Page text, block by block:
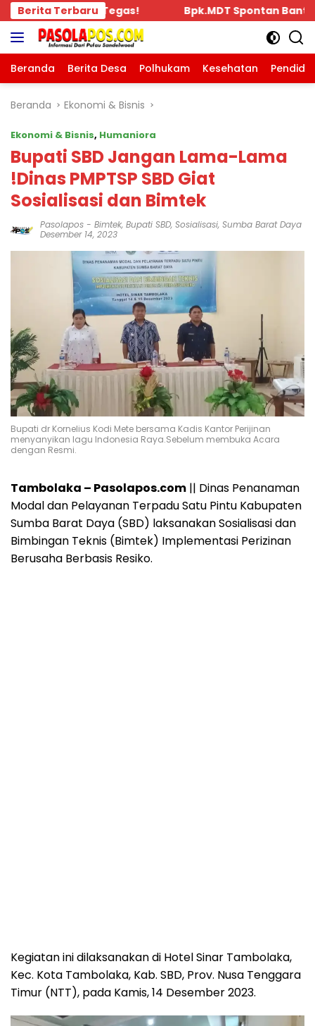
Langsung
ke
konten
Berita Terbaru
Spontan Bantu Rp.10 Juta, Kepada Pengurus KKBD
Beranda Berita Desa Polhukam Kesehatan
Beranda Ekonomi & Bisnis
Ekonomi & Bisnis, Humaniora
Bupati SBD Jangan Lama-Lama
!Dinas PMPTSP SBD Giat
Sosialisasi dan Bimtek
Pasolapos - Bimtek, Bupati SBD, Sosialisasi, Sumba Barat Daya
Desember 14, 2023
Bupati dr Kornelius Kodi Mete bersama Kadis Kantor Perijinan
menyanyikan lagu Indonesia Raya.Sebelum membuka Acara
dengan Resmi.
Tambolaka – Pasolapos.com || Dinas Penanaman
Modal dan Pelayanan Terpadu Satu Pintu Kabupaten
Sumba Barat Daya (SBD) laksanakan Sosialisasi dan
Bimbingan Teknis (Bimtek) Implementasi Perizinan
Berusaha Berbasis Resiko.
Kegiatan ini dilaksanakan di Hotel Sinar Tambolaka,
Kec. Kota Tambolaka, Kab. SBD, Prov. Nusa Tenggara
Timur (NTT), pada Kamis, 14 Desember 2023.